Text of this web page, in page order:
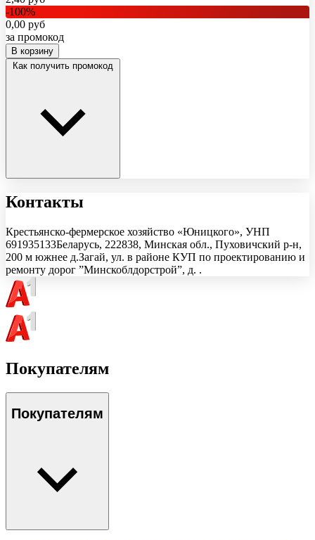
-100%
0,00 руб
за промокод
В корзину
Как получить промокод
Контакты
Крестьянско-фермерское хозяйство «Юницкого», УНП
691935133Беларусь, 222838, Минская обл., Пуховичский р-н,
200 м южнее д.Загай, ул. в районе КУП по проектированию и
ремонту дорог ”Минскоблдорстрой”, д. .
Покупателям
Покупателям